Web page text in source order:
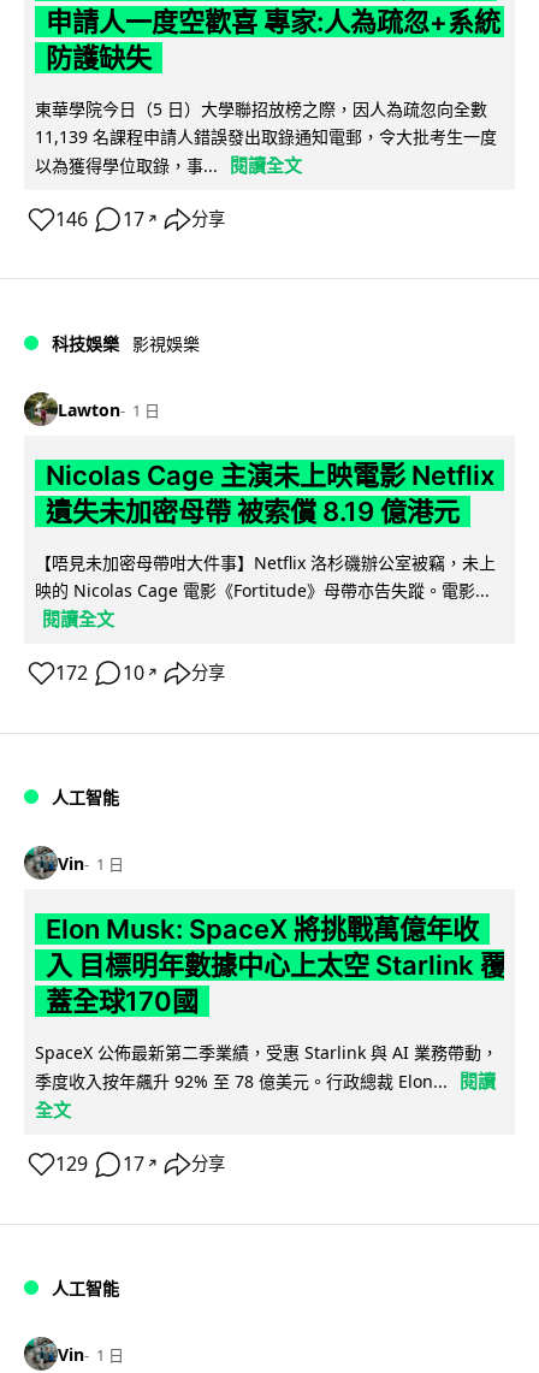
申請人一度空歡喜 專家:人為疏忽+系統
防護缺失
東華學院今日（5 日）大學聯招放榜之際，因人為疏忽向全數
11,139 名課程申請人錯誤發出取錄通知電郵，令大批考生一度
以為獲得學位取錄，事...
閱讀全文
146 17 ↗ 分享
科技娛樂 影視娛樂
Lawton 1 日
Nicolas Cage 主演未上映電影 Netflix
遺失未加密母帶 被索償 8.19 億港元
【唔見未加密母帶咁大件事】Netflix 洛杉磯辦公室被竊，未上
映的 Nicolas Cage 電影《Fortitude》母帶亦告失蹤。電影...
閱讀全文
172 10 ↗ 分享
人工智能
Vin 1 日
Elon Musk: SpaceX 將挑戰萬億年收
入 目標明年數據中心上太空 Starlink 覆
蓋全球170國
SpaceX 公佈最新第二季業績，受惠 Starlink 與 AI 業務帶動，
季度收入按年飆升 92% 至 78 億美元。行政總裁 Elon...
閱讀
全文
129 17 ↗ 分享
人工智能
Vin 1 日